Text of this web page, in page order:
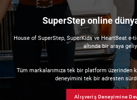
SuperStep online
House of SuperStep, SuperKids ve HeartBeat e-
altında bir araya
Tüm markalarımıza tek bir platform üzerinden
deneyimini tek bir adresten
Alışveriş Deneyimine